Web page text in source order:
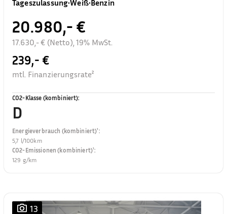
Tageszulassung•Weiß•Benzin
20.980,- €
17.630,- € (Netto), 19% MwSt.
239,- €
mtl. Finanzierungsrate²
CO2-Klasse (kombiniert):
D
Energieverbrauch (kombiniert)¹:
5,7 l/100km
CO2-Emissionen (kombiniert)¹:
129 g/km
13